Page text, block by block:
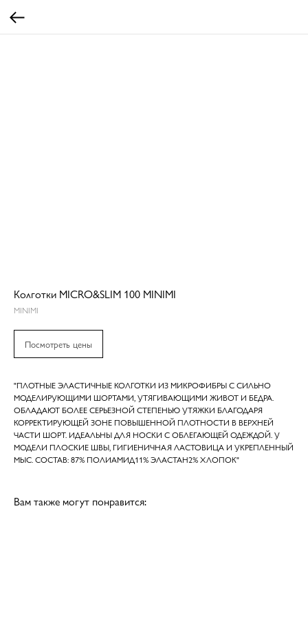
Колготки MICRO&SLIM 100 MINIMI
MINIMI
Посмотреть цены
"ПЛОТНЫЕ ЭЛАСТИЧНЫЕ КОЛГОТКИ ИЗ МИКРОФИБРЫ С СИЛЬНО
МОДЕЛИРУЮЩИМИ ШОРТАМИ, УТЯГИВАЮЩИМИ ЖИВОТ И БЕДРА.
ОБЛАДАЮТ БОЛЕЕ СЕРЬЕЗНОЙ СТЕПЕНЬЮ УТЯЖКИ БЛАГОДАРЯ
КОРРЕКТИРУЮЩЕЙ ЗОНЕ ПОВЫШЕННОЙ ПЛОТНОСТИ В ВЕРХНЕЙ
ЧАСТИ ШОРТ. ИДЕАЛЬНЫ ДЛЯ НОСКИ С ОБЛЕГАЮЩЕЙ ОДЕЖДОЙ. У
МОДЕЛИ ПЛОСКИЕ ШВЫ, ГИГИЕНИЧНАЯ ЛАСТОВИЦА И УКРЕПЛЕННЫЙ
МЫС. СОСТАВ: 87% ПОЛИАМИД11% ЭЛАСТАН2% ХЛОПОК"
Вам также могут понравится: